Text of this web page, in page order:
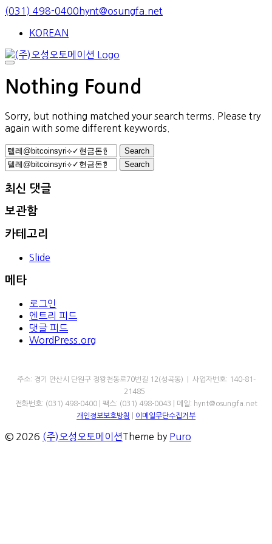
Skip
content
(031) 498-0400 hynt@osungfa.net
KOREAN
Nothing Found
Sorry, but nothing matched your search terms. Please try
again with some different keywords.
Search
for:
Search
최신 댓글
보관함
카테고리
Slide
메타
로그인
엔트리 피드
댓글 피드
WordPress.org
주소: 경기 안산시 단원구 정왕천동로70번길 12(성곡동) | 사업자번호: 140-81-
21485
전화번호: (031) 498-0400 | 팩스: (031) 498-0043 | 메일: hynt@osungfa.net
개인정보보호방침
이메일무단수집거부
© 2026 (주)오성오토메이션Theme by Puro